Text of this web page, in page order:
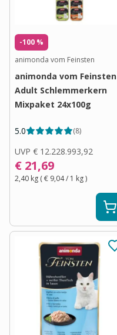
-100 %
animonda vom Feinsten
animonda vom Feinsten
Adult Schlemmerkern
Mixpaket 24x100g
5.0 (8)
UVP € 12.228.993,92
€ 21,69
2,40 kg (€ 9,04/ 1 kg)